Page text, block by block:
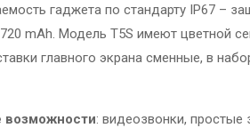
гаджета по стандарту IP67 –
mAh. Модель T5S имеют цветной
главного экрана сменные, в
возможности: видеозвонки, простые